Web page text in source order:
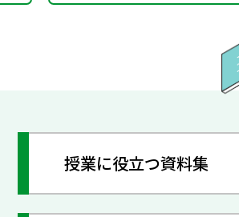
授業に役立つ資料集